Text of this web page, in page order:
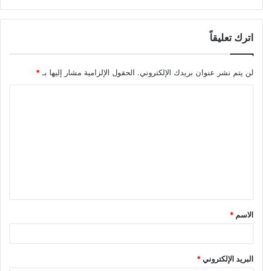
اترك تعليقاً
لن يتم نشر عنوان بريدك الإلكتروني. الحقول الإلزامية مشار إليها بـ *
الاسم *
البريد الإلكتروني*